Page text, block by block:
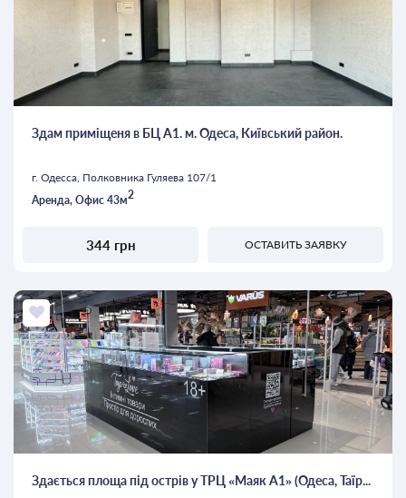
Здам приміщеня в БЦ А1. м. Одеса, Київський район.
г. Одесса, Полковника Гуляева 107/1
Аренда, Офис 43м2
344 грн ОСТАВИТЬ ЗАЯВКУ
Здається площа під острів у ТРЦ «Маяк А1» (Одеса, Таїр...